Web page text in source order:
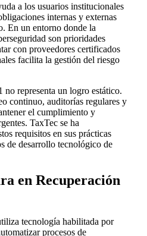
a los usuarios institucionales
internas y externas
En un entorno donde la
son prioridades
con proveedores certificados
facilita la gestión del riesgo
representa un logro estático.
continuo, auditorías regulares y
el cumplimiento y
TaxTec se ha
requisitos en sus prácticas
de desarrollo tecnológico de
en Recuperación
tecnología habilitada por
procesos de